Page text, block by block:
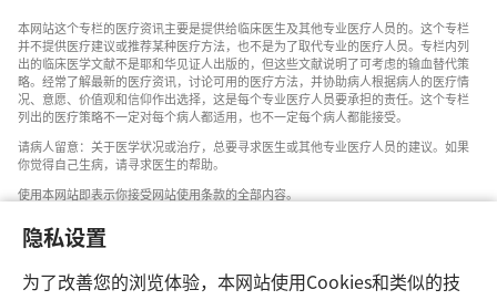
隐私设置
为了改善您的浏览体验，本网站使用Cookies和类似的技
本网站这个专栏的医疗资讯主要是提供给临床医生及其他专业医疗人员的。这个专栏
并不提供医疗建议或推荐某种医疗方法，也不是为了取代专业的医疗人员。专栏内列
出的临床医学文献不是耶和华见证人出版的，但这些文献说明了可考虑的输血替代策
略。经常了解最新的医疗资讯，讨论可用的医疗方法，并协助病人根据病人的医疗情
况、意愿、价值观和信仰作出选择，这是每个专业医疗人员要承担的责任。这个专栏
列出的医疗策略不一定对每个病人都适用，也不一定每个病人都能接受。
请病人留意：关于医学状况或治疗，总要寻求医生或其他专业医疗人员的建议。如果
你觉得自己生病，请寻求医生的帮助。
使用本网站即表示你接受网站使用条款的全部内容。